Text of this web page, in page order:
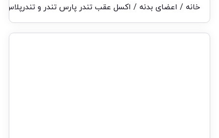
خانه / اعضای بدنه / اکسل عقب تندر پارس تندر و تندرپلاس